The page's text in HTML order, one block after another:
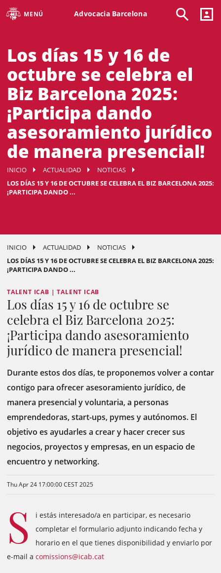
MENÚ Advocacia Barcelona
Los días 15 y 16 de
octubre se celebra el
Biz Barcelona 2025:
¡Participa dando
asesoramiento jurídico
de manera presencial!
INICIO ACTUALIDAD
NOTICIAS
LOS DÍAS 15 Y 16 DE OCTUBRE SE CELEBRA EL BIZ BARCELONA 2025:
¡PARTICIPA DANDO ...
INICIO ACTUALIDAD
NOTICIAS
LOS DÍAS 15 Y 16 DE OCTUBRE SE CELEBRA EL BIZ BARCELONA 2025:
¡PARTICIPA DANDO ...
TALENT ICAB | TALENT ICAB
Los días 15 y 16 de octubre se
celebra el Biz Barcelona 2025:
¡Participa dando asesoramiento
jurídico de manera presencial!
Durante estos dos días, te proponemos volver a contar
contigo para ofrecer asesoramiento jurídico, de
manera presencial y voluntaria, a personas
emprendedoras, start-ups, pymes y autónomos. El
objetivo es ayudarles a crear y hacer crecer sus
negocios, proyectos y empresas, en un espacio de
encuentro y networking.
Thu Apr 24 17:00:00 CEST 2025
S
i estás interesado/a en participar, es necesario
completar el formulario adjunto indicando fecha y
horario en el que tienes disponibilidad y enviarlo por
e-mail a comissions@icab.cat